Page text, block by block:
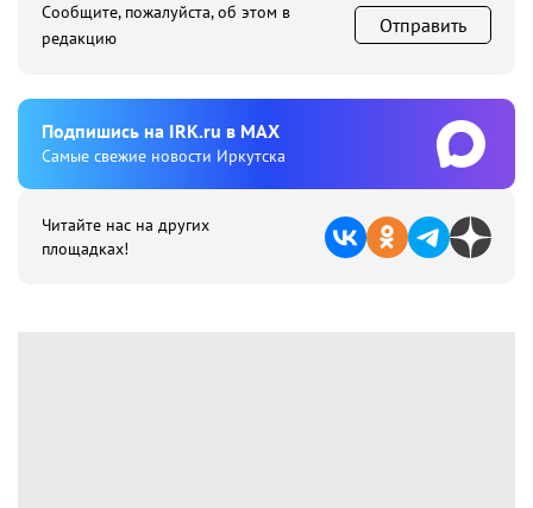
Сообщите, пожалуйста, об этом в
редакцию
Отправить
Подпишиcь на IRK.ru в MAX
Cамые свежие новости Иркутска
Читайте нас на других
площадках!